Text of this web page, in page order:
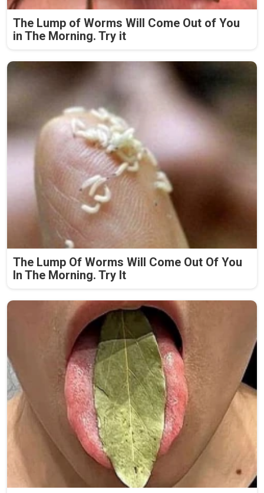
The Lump of Worms Will Come Out of You
in The Morning. Try it
The Lump Of Worms Will Come Out Of You
In The Morning. Try It